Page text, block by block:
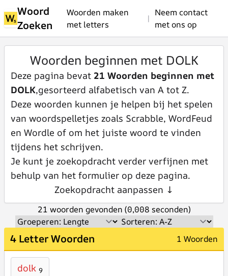
Woord
Zoeken
Woorden maken
met letters
|
Neem contact
met ons op
Woorden beginnen met DOLK
Deze pagina bevat 21 Woorden beginnen met
DOLK,gesorteerd alfabetisch van A tot Z.
Deze woorden kunnen je helpen bij het spelen
van woordspelletjes zoals Scrabble, WordFeud
en Wordle of om het juiste woord te vinden
tijdens het schrijven.
Je kunt je zoekopdracht verder verfijnen met
behulp van het formulier op deze pagina.
Zoekopdracht aanpassen ↓
21 woorden gevonden (0,008 seconden)
4 Letter Woorden 1 Woorden
dolk 9